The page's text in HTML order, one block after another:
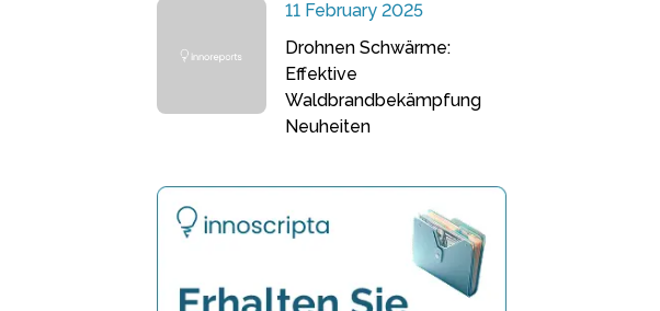
11 February 2025
Drohnen Schwärme:
Effektive
Waldbrandbekämpfung
Neuheiten